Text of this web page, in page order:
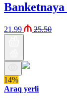
21.99 25.50
14%
Araq yerli